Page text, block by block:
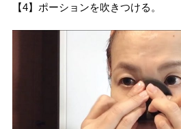
【4】ポーションを吹きつける。